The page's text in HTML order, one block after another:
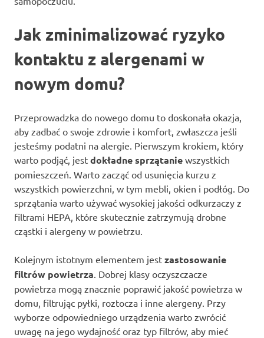
Jak zminimalizować ryzyko
kontaktu z alergenami w
nowym domu?
Przeprowadzka do nowego domu to doskonała okazja,
aby zadbać o swoje zdrowie i komfort, zwłaszcza jeśli
jesteśmy podatni na alergie. Pierwszym krokiem, który
warto podjąć, jest dokładne sprzątanie wszystkich
pomieszczeń. Warto zacząć od usunięcia kurzu z
wszystkich powierzchni, w tym mebli, okien i podłóg. Do
sprzątania warto używać wysokiej jakości odkurzaczy z
filtrami HEPA, które skutecznie zatrzymują drobne
cząstki i alergeny w powietrzu.
Kolejnym istotnym elementem jest zastosowanie
filtrów powietrza . Dobrej klasy oczyszczacze
powietrza mogą znacznie poprawić jakość powietrza w
domu, filtrując pyłki, roztocza i inne alergeny. Przy
wyborze odpowiedniego urządzenia warto zwrócić
uwagę na jego wydajność oraz typ filtrów, aby mieć